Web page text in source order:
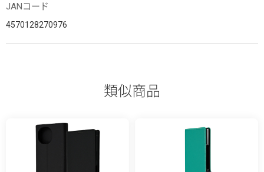
JANコード
4570128270976
類似商品